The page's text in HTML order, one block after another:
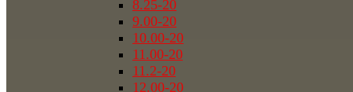
8.25-20
9.00-20
10.00-20
11.00-20
11.2-20
12.00-20